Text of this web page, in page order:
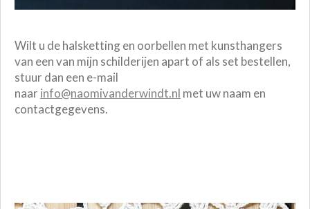
Wilt u de halsketting en oorbellen met kunsthangers
van een van mijn schilderijen apart of als set bestellen,
stuur dan een e-mail
naar info@naomivanderwindt.nl met uw naam en
contactgegevens.